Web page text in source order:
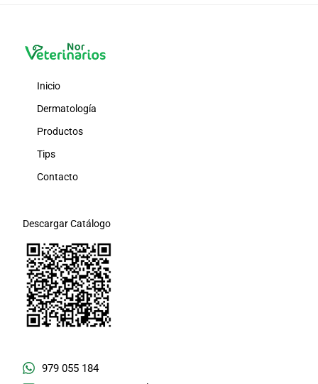
Inicio
Dermatología
Productos
Tips
Contacto
Descargar Catálogo
979 055 184